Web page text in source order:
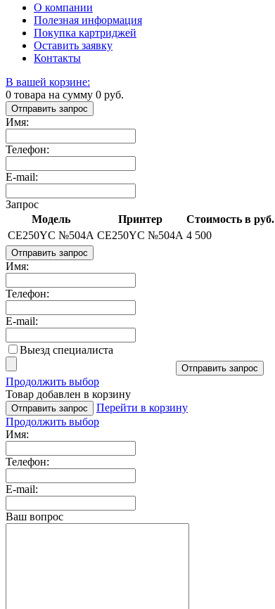
О компании
Полезная информация
Покупка картриджей
Оставить заявку
Контакты
В вашей корзине:
0 товара на сумму 0 руб.
Отправить запрос
Имя:
Телефон:
E-mail:
Запрос
Модель
Принтер Стоимость в руб.
CE250YC №504A CE250YC №504A 4 500
Отправить запрос
Имя:
Телефон:
E-mail:
Выезд специалиста
Отправить запрос
Продолжить выбор
Товар добавлен в корзину
Отправить запрос
Перейти в корзину
Продолжить выбор
Имя:
Телефон:
E-mail:
Ваш вопрос